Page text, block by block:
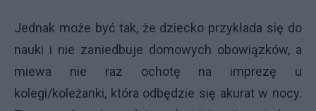
Jednak może być tak, że dziecko przykłada się do
nauki i nie zaniedbuje domowych obowiązków, a
miewa nie raz ochotę na imprezę u
kolegi/koleżanki, która odbędzie się akurat w nocy.